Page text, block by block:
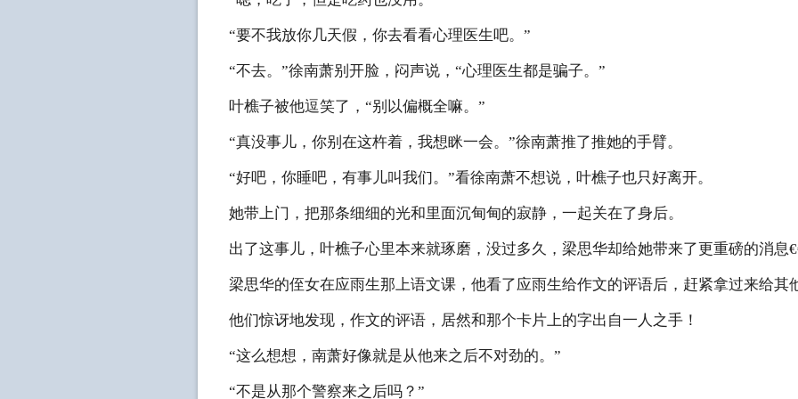
“要不我放你几天假，你去看看心理医生吧。”
“不去。”徐南萧别开脸，闷声说，“心理医生都是骗子。”
叶樵子被他逗笑了，“别以偏概全嘛。”
“真没事儿，你别在这杵着，我想眯一会。”徐南萧推了推她的手臂。
“好吧，你睡吧，有事儿叫我们。”看徐南萧不想说，叶樵子也只好离开。
她带上门，把那条细细的光和里面沉甸甸的寂静，一起关在了身后。
出了这事儿，叶樵子心里本来就琢磨，没过多久，梁思华却给她带来了更重磅的消息
梁思华的侄女在应雨生那上语文课，他看了应雨生给作文的评语后，赶紧拿过来给其
他们惊讶地发现，作文的评语，居然和那个卡片上的字出自一人之手！
“这么想想，南萧好像就是从他来之后不对劲的。”
“不是从那个警察来之后吗？”